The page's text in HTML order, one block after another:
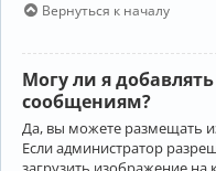
Вернуться к началу
Могу ли я
сообщениям?
Да, вы можете размещать
Если администратор